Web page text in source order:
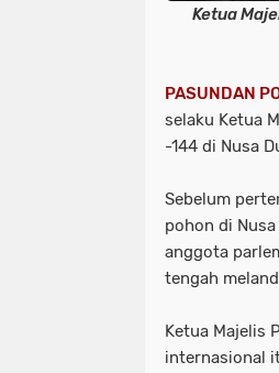
Ketua
PASUNDAN
selaku Ketua
-144 di Nusa
Sebelum
pohon di
anggota
tengah
Ketua Majelis
internasional